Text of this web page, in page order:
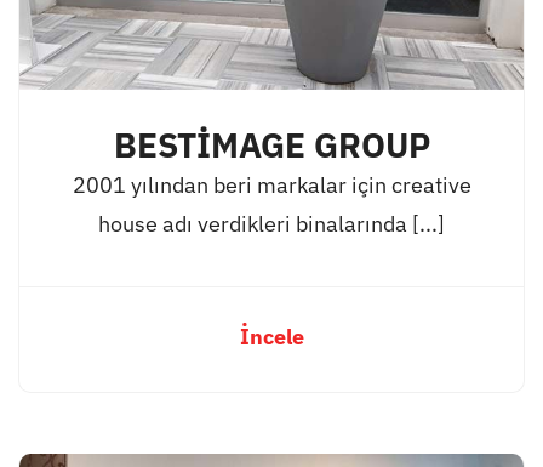
BESTİMAGE GROUP
2001 yılından beri markalar için creative
house adı verdikleri binalarında [...]
İncele